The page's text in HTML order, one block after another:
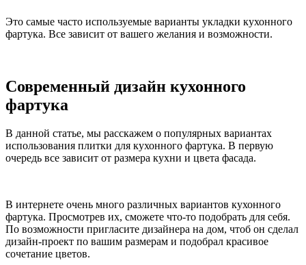
Это самые часто используемые варианты укладки кухонного
фартука. Все зависит от вашего желания и возможности.
Современный дизайн кухонного
фартука
В данной статье, мы расскажем о популярных вариантах
использования плитки для кухонного фартука. В первую
очередь все зависит от размера кухни и цвета фасада.
В интернете очень много различных вариантов кухонного
фартука. Просмотрев их, сможете что-то подобрать для себя.
По возможности пригласите дизайнера на дом, чтоб он сделал
дизайн-проект по вашим размерам и подобрал красивое
сочетание цветов.